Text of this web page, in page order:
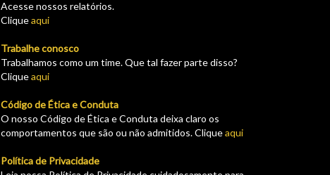
Acesse nossos relatórios.
Cliqueaqui
Trabalhe conosco
Trabalhamos como um time. Que tal fazer parte disso?
Cliqueaqui
Código de Ética e Conduta
O nosso Código de Ética e Conduta deixa claro os
comportamentos que são ou não admitidos. Cliqueaqui
Política de Privacidade